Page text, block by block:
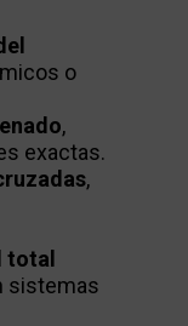
o
,
exactas.
,
sistemas